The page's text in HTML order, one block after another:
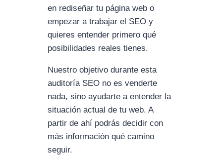
en rediseñar tu página web o
empezar a trabajar el SEO y
quieres entender primero qué
posibilidades reales tienes.
Nuestro objetivo durante esta
auditoría SEO no es venderte
nada, sino ayudarte a entender la
situación actual de tu web. A
partir de ahí podrás decidir con
más información qué camino
seguir.